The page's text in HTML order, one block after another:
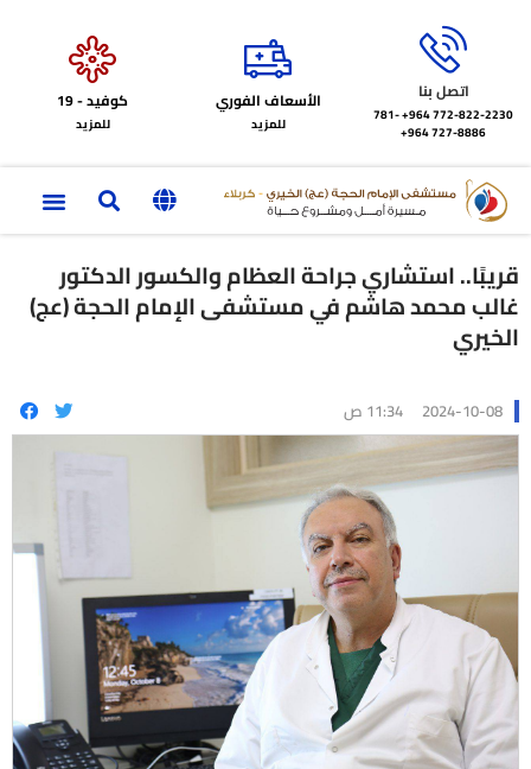
اتصل بنا
772-822-2230‏ 964+
781-
727-8886 964+
الأسعاف الفوري
للمزيد
كوفيد - 19
للمزيد
قريبًا.. استشاري جراحة العظام والكسور الدكتور
غالب محمد هاشم في مستشفى الإمام الحجة (عج)
الخيري
2024-10-08 11:34 ص